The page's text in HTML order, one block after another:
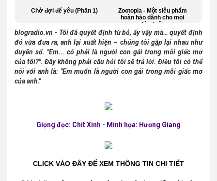
Chờ đợi để yêu (Phần 1)
Zootopia - Một siêu phẩm
hoàn hảo dành cho mọi
lứa tuổi
blogradio.vn - Tôi đã quyết định từ bỏ, ấy vậy mà… quyết định
đó vừa đưa ra, anh lại xuất hiện – chúng tôi gặp lại nhau như
duyên số. "Em... có phải là người con gái trong mỗi giấc mơ
của tôi?". Đây không phải câu hỏi tôi sẽ trả lời. Điều tôi có thể
nói với anh là: "Em muốn là người con gái trong mỗi giấc mơ
của anh."
Giọng đọc: Chit Xinh - Minh họa: Hương Giang
CLICK VÀO ĐÂY ĐỂ XEM THÔNG TIN CHI TIẾT